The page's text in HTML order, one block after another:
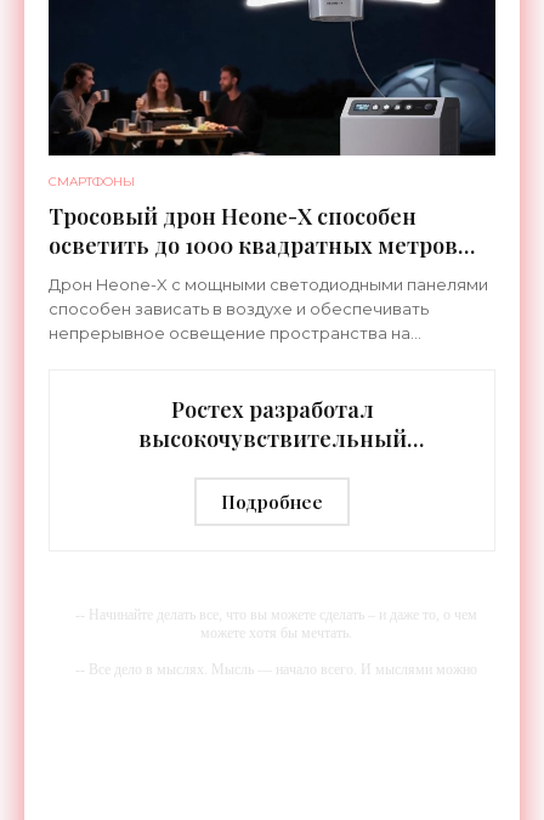
СМАРТФОНЫ
Тросовый дрон Heone-X способен
осветить до 1000 квадратных метров
земли - «Беспилотники»
Дрон Heone-X с мощными светодиодными панелями
способен зависать в воздухе и обеспечивать
непрерывное освещение пространства на
Ростех разработал
высокочувствительный
дальностью распознавания до 2 км
- «Гаджеты»
Подробнее
-- Начинайте делать все, что вы можете сделать – и даже то, о чем
можете хотя бы мечтать.
-- Все дело в мыслях. Мысль — начало всего. И мыслями можно